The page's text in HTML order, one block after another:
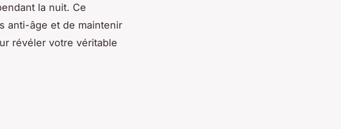
la nuit. Ce
anti-âge et de maintenir
révéler votre véritable